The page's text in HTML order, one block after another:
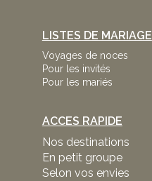
LISTES DE MARIAGE
Voyages de noces
Pour les invités
Pour les mariés
ACCES RAPIDE
Nos destinations
En petit groupe
Selon vos envies